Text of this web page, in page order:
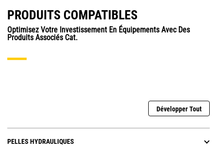
PRODUITS COMPATIBLES
Optimisez Votre Investissement En Équipements Avec Des
Produits Associés Cat.
Développer Tout
PELLES HYDRAULIQUES